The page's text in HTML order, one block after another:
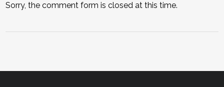
Sorry, the comment form is closed at this time.